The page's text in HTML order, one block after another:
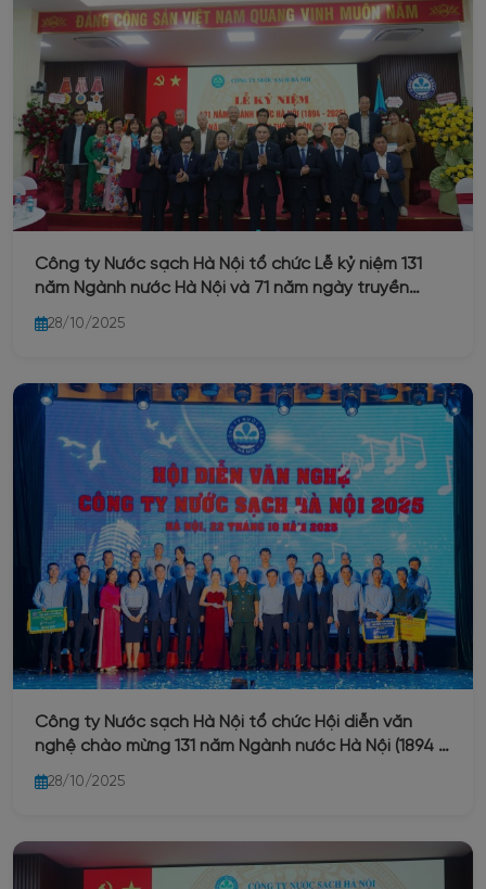
Công ty Nước sạch Hà Nội tổ chức Lễ kỷ niệm 131
năm Ngành nước Hà Nội và 71 năm ngày truyền
thống Công ty 25/10/2025
28/10/2025
Công ty Nước sạch Hà Nội tổ chức Hội diễn văn
nghệ chào mừng 131 năm Ngành nước Hà Nội (1894 –
2025) và 71 năm ngày thành lập Công ty Nước sạch
Hà Nội (25/10/1954 – 25/10/2025)
28/10/2025